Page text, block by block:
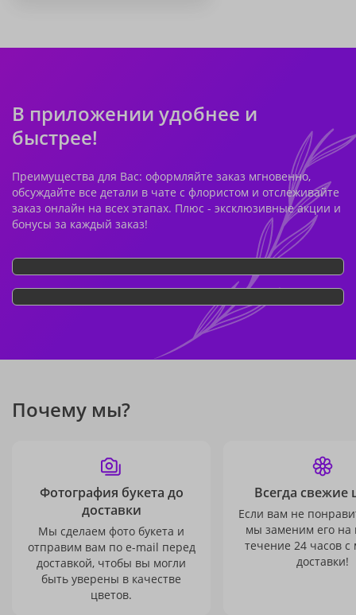
В приложении удобнее и
быстрее!
Преимущества для Вас: оформляйте заказ мгновенно,
обсуждайте все детали в чате с флористом и отслеживайте
заказ онлайн на всех этапах. Плюс - эксклюзивные акции и
бонусы за каждый заказ!
Почему мы?
Фотография букета до
доставки
Мы сделаем фото букета и
отправим вам по e-mail перед
доставкой, чтобы вы могли
быть уверены в качестве
цветов.
Всегда свежие
Если вам не
мы заменим его на
течение 24 часов с
доставки!